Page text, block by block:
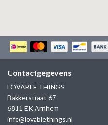
KAPTEN & SON
Contactgegevens
LOVABLE THINGS
Bakkerstraat 67
6811 EK Arnhem
info@lovablethings.nl